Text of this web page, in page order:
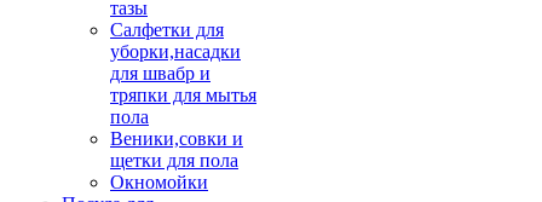
тазы
Салфетки для
уборки,насадки
для швабр и
тряпки для мытья
пола
Веники,совки и
щетки для пола
Окномойки